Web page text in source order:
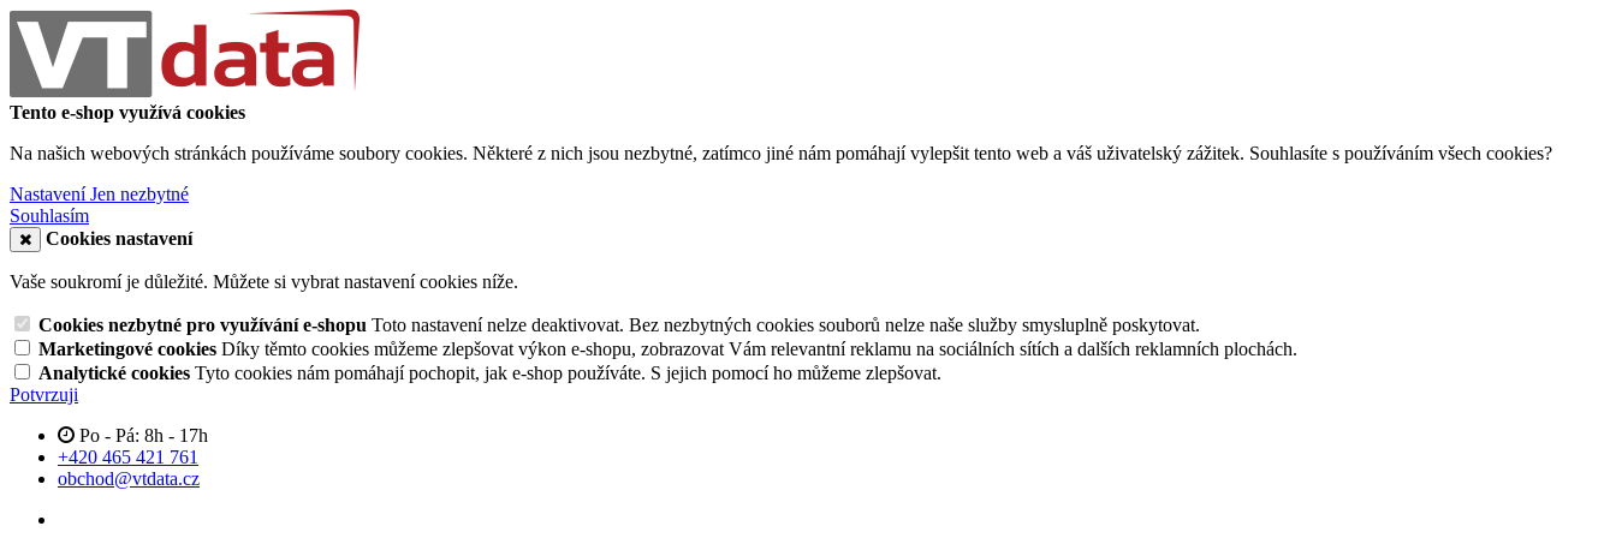
Tento e-shop využívá cookies
Na našich webových stránkách používáme soubory cookies. Některé z nich jsou nezbytné, zatímco jiné nám pomáhají vylepšit tento web a váš uživatelský zážitek. Souhlasíte s používáním všech cookies?
NastaveníJen nezbytné
Souhlasím
Cookies nastavení
Vaše soukromí je důležité. Můžete si vybrat nastavení cookies níže.
Cookies nezbytné pro využívání e-shopu Toto nastavení nelze deaktivovat. Bez nezbytných cookies souborů nelze naše služby smysluplně poskytovat.
Marketingové cookies Díky těmto cookies můžeme zlepšovat výkon e-shopu, zobrazovat Vám relevantní reklamu na sociálních sítích a dalších reklamních plochách.
Analytické cookies Tyto cookies nám pomáhají pochopit, jak e-shop používáte. S jejich pomocí ho můžeme zlepšovat.
Potvrzuji
Po - Pá: 8h - 17h
+420 465 421 761
obchod@vtdata.cz